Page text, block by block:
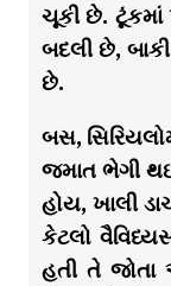
ચૂકી છે.
બદલી છે,
છે.
બસ,
જમાત ભેગી
હોય, ખાલી
કેટલો
હતી તે જોતા